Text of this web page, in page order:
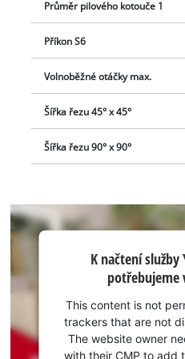
Průměr pilového kotouče 1
Příkon S6
Volnoběžné otáčky max.
Šířka řezu 45° x 45°
Šířka řezu 90° x 90°
potřebujeme
váš souhlas!
This
K načtení
potřebujeme
This content is not
trackers that are not
The website owner
with their CMP to add